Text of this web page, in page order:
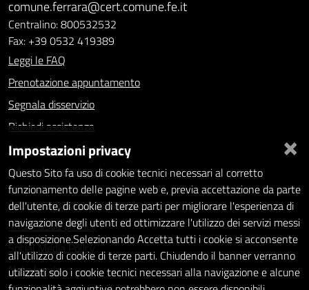
comune.ferrara@cert.comune.fe.it
Centralino: 800532532
Fax: +39 0532 419389
Leggi le FAQ
Prenotazione appuntamento
Segnala disservizio
Richiedi assistenza
Statistiche dei Siti web
Intranet - accesso riservato
Amministrazione trasparente
Informativa privacy
Social Media Policy
Note legali
×
Impostazioni privacy
Questo Sito fa uso di cookie tecnici necessari al corretto
funzionamento delle pagine web e, previa accettazione da parte
dell'utente, di cookie di terze parti per migliorare l'esperienza di
navigazione degli utenti ed ottimizzare l'utilizzo dei servizi messi
a disposizione.Selezionando Accetta tutti i cookie si acconsente
all'utilizzo di cookie di terze parti. Chiudendo il banner verranno
utilizzati solo i cookie tecnici necessari alla navigazione e alcune